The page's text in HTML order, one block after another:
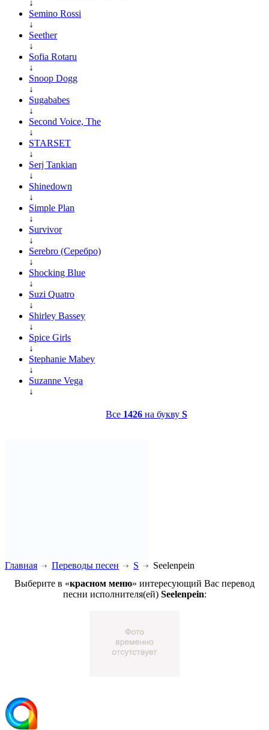
↓
Semino Rossi
↓
Seether
↓
Sofia Rotaru
↓
Snoop Dogg
↓
Sugababes
↓
Second Voice, The
↓
STARSET
↓
Serj Tankian
↓
Shinedown
↓
Simple Plan
↓
Survivor
↓
Serebro (Серебро)
↓
Shocking Blue
↓
Suzi Quatro
↓
Shirley Bassey
↓
Spice Girls
↓
Stephanie Mabey
↓
Suzanne Vega
↓
Все 1426 на букву S
Главная Переводы песен S
Seelenpein
Выберите в «красном меню» интересующий Вас перевод
песни исполнителя(ей) Seelenpein: